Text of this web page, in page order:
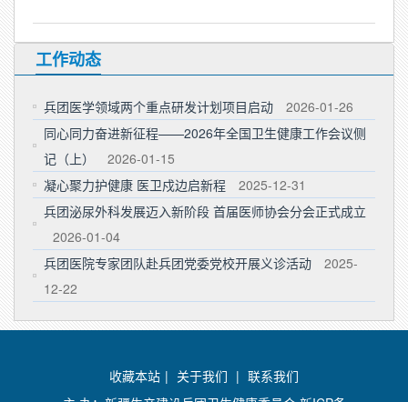
工作动态
兵团医学领域两个重点研发计划项目启动
2026-01-26
同心同力奋进新征程——2026年全国卫生健康工作会议侧
记（上）
2026-01-15
凝心聚力护健康 医卫戍边启新程
2025-12-31
兵团泌尿外科发展迈入新阶段 首届医师协会分会正式成立
2026-01-04
兵团医院专家团队赴兵团党委党校开展义诊活动
2025-
12-22
收藏本站 | 关于我们 | 联系我们